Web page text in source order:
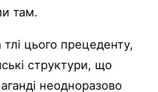
там.
тлі цього прецеденту,
структури, що
неодноразово